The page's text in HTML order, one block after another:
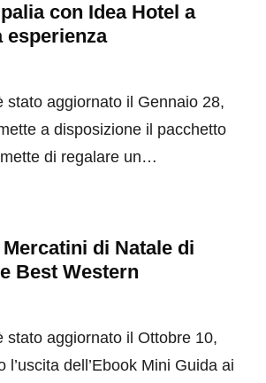
con Idea Hotel a
esperienza
stato aggiornato il Gennaio 28,
a disposizione il pacchetto
di regalare un…
di Natale di
Best Western
stato aggiornato il Ottobre 10,
l’uscita dell’Ebook Mini Guida ai